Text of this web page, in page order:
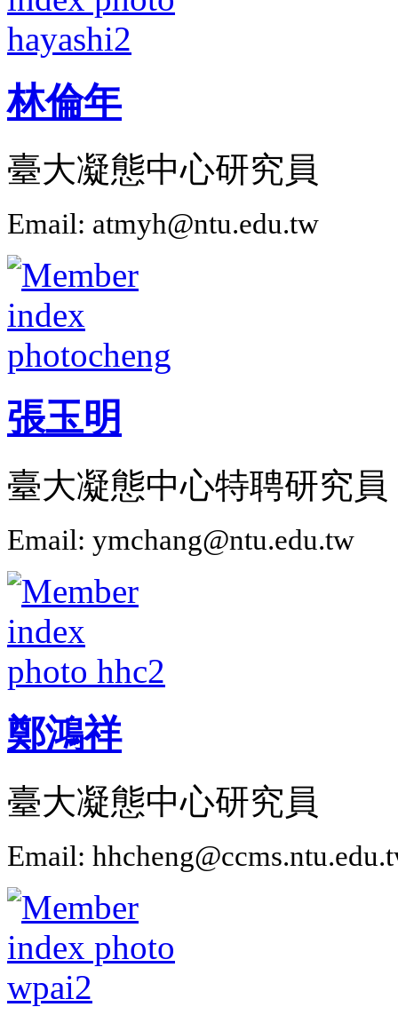
林倫年
臺大凝態中心研究員
Email: atmyh@ntu.edu.tw
張玉明
臺大凝態中心特聘研究員
Email: ymchang@ntu.edu.tw
鄭鴻祥
臺大凝態中心研究員
Email: